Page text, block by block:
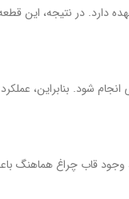
دارد. در نتیجه،
شود. بنابراین،
وجود قاب چراغ